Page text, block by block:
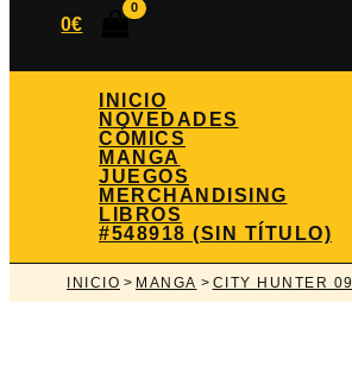
0€
INICIO
NOVEDADES
CÓMICS
MANGA
JUEGOS
MERCHANDISING
LIBROS
#548918 (SIN TÍTULO)
INICIO > MANGA > CITY HUNTER 09